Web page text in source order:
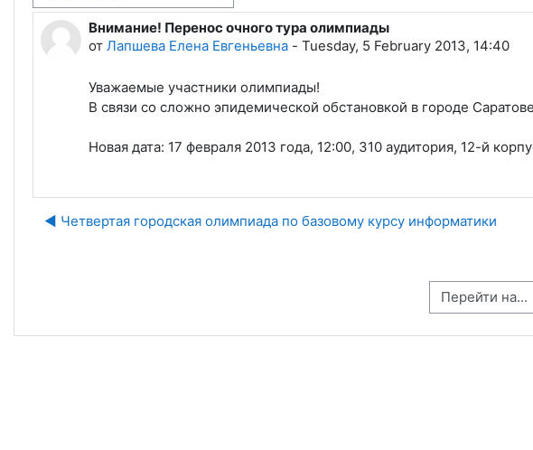
Внимание! Перенос очного тура олимпиады
от Лапшева Елена Евгеньевна - Tuesday, 5 February 2013, 14:40
Количество ответов: 0
Уважаемые участники олимпиады!
В связи со сложно эпидемической обстановкой в городе
Новая дата: 17 февраля 2013 года, 12:00, 310 аудитория, 12-й
◀︎ Четвертая городская олимпиада по базовому курсу информатики
Перейти на...